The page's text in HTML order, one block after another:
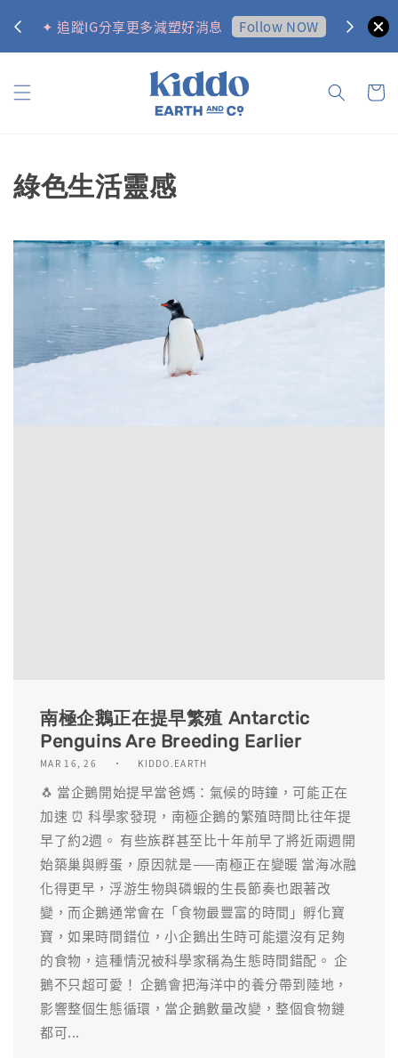
✦ 追蹤IG分享更多減塑好消息 Follow NOW ✦ 訂購
綠色生活靈感
南極企鵝正在提早繁殖 Antarctic
Penguins Are Breeding Earlier
MAR 16, 26 KIDDO.EARTH
🐧 當企鵝開始提早當爸媽：氣候的時鐘，可能正在
加速 ⏰ 科學家發現，南極企鵝的繁殖時間比往年提
早了約2週。 有些族群甚至比十年前早了將近兩週開
始築巢與孵蛋，原因就是——南極正在變暖 當海冰融
化得更早，浮游生物與磷蝦的生長節奏也跟著改
變，而企鵝通常會在「食物最豐富的時間」孵化寶
寶，如果時間錯位，小企鵝出生時可能還沒有足夠
的食物，這種情況被科學家稱為生態時間錯配。 ​企
鵝不只超可愛！ 企鵝會把海洋中的養分帶到陸地，
影響整個生態循環，當企鵝數量改變，整個食物鏈
都可...